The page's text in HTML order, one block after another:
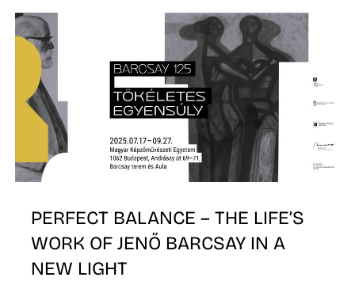
PERFECT BALANCE – THE LIFE’S
WORK OF JENŐ BARCSAY IN A
NEW LIGHT